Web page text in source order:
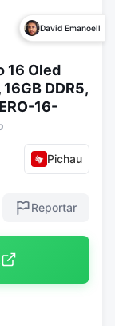
David Emanoell
16 Oled
DDR5,
16-
Pichau
Reportar